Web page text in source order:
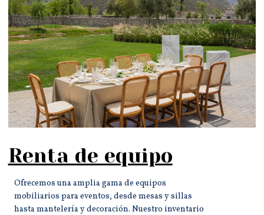
Renta de equipo
Ofrecemos una amplia gama de equipos
mobiliarios para eventos, desde mesas y sillas
hasta mantelería y decoración. Nuestro inventario